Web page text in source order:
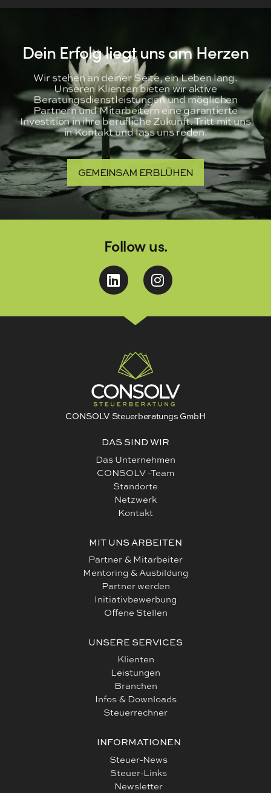
Dein Erfolg liegt uns am Herzen
Wir stehen an deiner Seite, ein Leben lang.
Unseren Klienten bieten wir aktive
Beratungsdienstleistungen und möglichen
Partnern und Mitarbeitern eine garantierte
Investition in ihre berufliche Zukunft. Tritt mit uns
in Kontakt und lass uns reden.
GEMEINSAM ERBLÜHEN
Follow us.
CONSOLV Steuerberatungs GmbH
DAS SIND WIR
Das Unternehmen
CONSOLV -Team
Standorte
Netzwerk
Kontakt
MIT UNS ARBEITEN
Partner & Mitarbeiter
Mentoring & Ausbildung
Partner werden
Initiativbewerbung
Offene Stellen
UNSERE SERVICES
Klienten
Leistungen
Branchen
Infos & Downloads
Steuerrechner
INFORMATIONEN
Steuer-News
Steuer-Links
Newsletter